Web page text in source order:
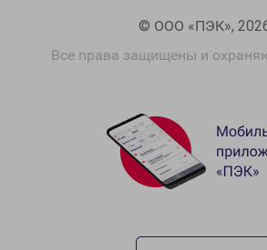
© ООО «ПЭК»,
Все права защищены и